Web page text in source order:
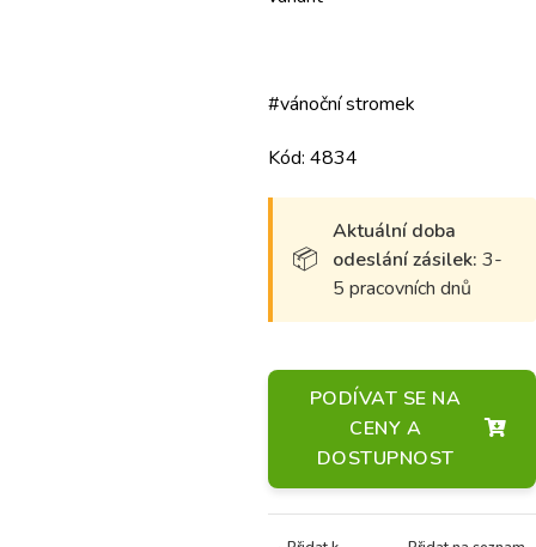
#vánoční stromek
Kód: 4834
Aktuální doba
odeslání zásilek: 3-
5 pracovních dnů
PODÍVAT SE NA
CENY A
DOSTUPNOST